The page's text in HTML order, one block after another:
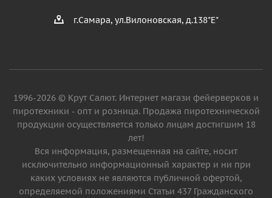
г.Самара, ул.Вилоновская, д.138"Е"
1996-2026 © Крут Салют. Интернет магази фейерверков и
пиротехники - опт и розница. Продажа пиротехнической
продукции осуществляется только лицам достигшим 18
лет!
Вся информация, размещенная на сайте, носит
исключительно информационный характер и ни при
каких условиях не являются публичной офертой,
определяемой положениями Статьи 437 Гражданского